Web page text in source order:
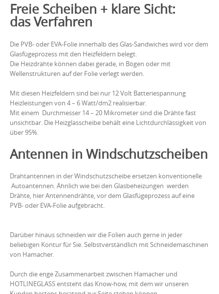
Freie Scheiben + klare Sicht:
das Verfahren
Die PVB- oder EVA-Folie innerhalb des Glas-Sandwiches wird vor dem
Glasfügeprozess mit den Heizfeldern belegt.
Die Heizdrähte können dabei gerade, in Bögen oder mit
Wellenstrukturen auf der Folie verlegt werden.
Mit diesen Heizfeldern sind bei nur 12 Volt Batteriespannung
Heizleistungen von 4 – 6 Watt/dm2 realisierbar.
Mit einem Durchmesser 14 – 20 Mikrometer sind die Drähte fast
unsichtbar. Die Heizglasscheibe behält eine Lichtdurchlässigkeit von
über 95%.
Antennen in Windschutzscheiben
Drahtantennen in der Windschutzscheibe ersetzen konventionelle
Autoantennen. Ähnlich wie bei den Glasbeheizungen werden
Drähte, hier Antennendrähte, vor dem Glasfügeprozess auf eine
PVB- oder EVA-Folie aufgebracht.
Darüber hinaus schneiden wir die Folien auch gerne in jeder
beliebigen Kontur für Sie. Selbstverständlich mit Schneidemaschinen
von Hamacher.
Durch die enge Zusammenarbeit zwischen Hamacher und
HOTLINEGLASS entsteht das Know-how, mit dem wir unseren